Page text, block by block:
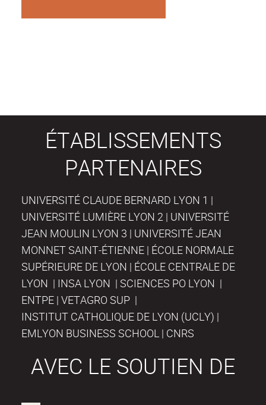
ÉTABLISSEMENTS
PARTENAIRES
UNIVERSITÉ CLAUDE BERNARD LYON 1 |
UNIVERSITÉ LUMIÈRE LYON 2 | UNIVERSITÉ
JEAN MOULIN LYON 3 | UNIVERSITÉ JEAN
MONNET SAINT-ÉTIENNE | ÉCOLE NORMALE
SUPÉRIEURE DE LYON | ÉCOLE CENTRALE DE
LYON | INSA LYON | SCIENCES PO LYON |
ENTPE | VETAGRO SUP |
INSTITUT CATHOLIQUE DE LYON (UCLY) |
EMLYON BUSINESS SCHOOL | CNRS
AVEC LE SOUTIEN DE